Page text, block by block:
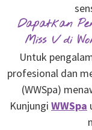
Dapatkan
Miss V di
Untuk
profesional dan
(WWSpa)
Kunjungi WWSpa